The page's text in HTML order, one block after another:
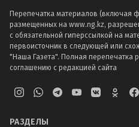
Перепечатка материалов (включая
размещенных на www.ng.kz,
с обязательной гиперссылкой на
первоисточник в следующей или
"Наша Газета". Полная перепечатка
соглашению с редакцией сайта
РАЗДЕЛЫ